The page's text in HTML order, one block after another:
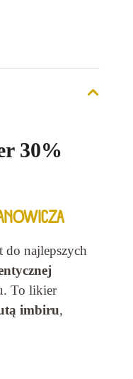
30%
najlepszych
To likier
imbiru,